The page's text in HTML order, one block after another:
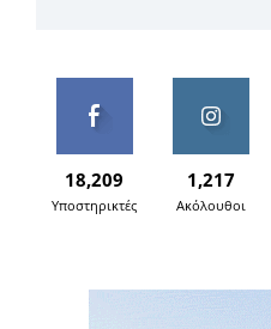
18,209
Υποστηρικτές
1,217
Ακόλουθοι